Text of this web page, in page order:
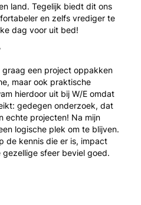
land. Tegelijk biedt dit ons
en zelfs vrediger te
dag voor uit bed!
graag een project oppakken
maar ook praktische
hierdoor uit bij W/E omdat
gedegen onderzoek, dat
echte projecten! Na mijn
logische plek om te blijven.
de kennis die er is, impact
sfeer beviel goed.